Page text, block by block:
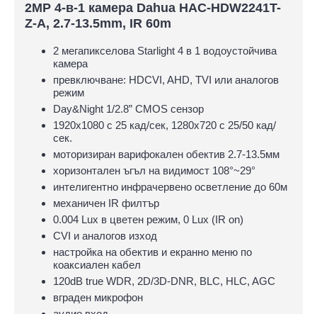
2MP 4-в-1 камера Dahua HAC-HDW2241T-
Z-A, 2.7-13.5mm, IR 60m
2 мегапикселова Starlight 4 в 1 водоустойчива
камера
превключване: HDCVI, AHD, TVI или аналогов
режим
Day&Night 1/2.8” CMOS сензор
1920x1080 с 25 кад/сек, 1280х720 с 25/50 кад/
сек.
моторизиран варифокален обектив 2.7-13.5мм
хоризонтален ъгъл на видимост 108°~29°
интелигентно инфрачервено осветление до 60м
механичен IR филтър
0.004 Lux в цветен режим, 0 Lux (IR on)
CVI и аналогов изход
настройка на обектив и екранно меню по
коаксиален кабел
120dB true WDR, 2D/3D-DNR, BLC, HLC, AGC
вграден микрофон